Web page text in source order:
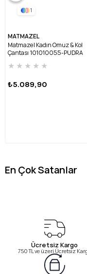
1
MATMAZEL
Matmazel Kadın Omuz & Kol
Çantası 101010055-PUDRA
★ ★ ★ ★ ★
₺5.089,90
En Çok Satanlar
Ücretsiz Kargo
750 TL ve üzeri Ücretsiz